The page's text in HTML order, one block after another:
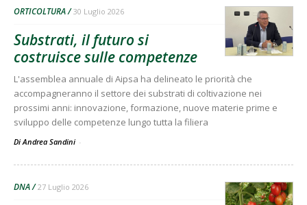
ORTICOLTURA 30 Luglio 2026
Substrati, il futuro si
costruisce sulle competenze
L'assemblea annuale di Aipsa ha delineato le priorità che
accompagneranno il settore dei substrati di coltivazione nei
prossimi anni: innovazione, formazione, nuove materie prime e
sviluppo delle competenze lungo tutta la filiera
Di Andrea Sandini -
DNA 27 Luglio 2026